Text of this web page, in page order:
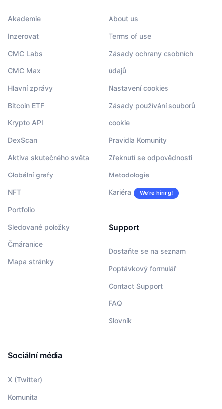
Akademie
Inzerovat
CMC Labs
CMC Max
Hlavní zprávy
Bitcoin ETF
Krypto API
DexScan
Aktiva skutečného světa
Globální grafy
NFT
Portfolio
Sledované položky
Čmáranice
Mapa stránky
About us
Terms of use
Zásady ochrany osobních
údajů
Nastavení cookies
Zásady používání souborů
cookie
Pravidla Komunity
Zřeknutí se odpovědnosti
Metodologie
Kariéra We’re hiring!
Support
Dostaňte se na seznam
Poptávkový formulář
Contact Support
FAQ
Slovník
Sociální média
X (Twitter)
Komunita